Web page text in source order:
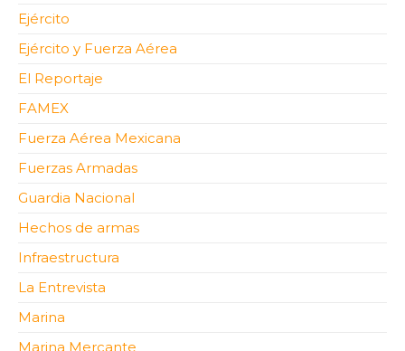
Ejército
Ejército y Fuerza Aérea
El Reportaje
FAMEX
Fuerza Aérea Mexicana
Fuerzas Armadas
Guardia Nacional
Hechos de armas
Infraestructura
La Entrevista
Marina
Marina Mercante